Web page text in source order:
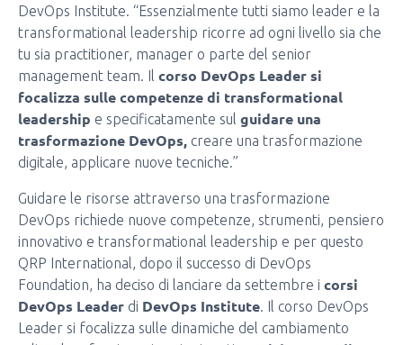
DevOps Institute. “Essenzialmente tutti siamo leader e la
transformational leadership ricorre ad ogni livello sia che
tu sia practitioner, manager o parte del senior
management team. Il corso DevOps Leader si
focalizza sulle competenze di transformational
leadership e specificatamente sul guidare una
trasformazione DevOps, creare una trasformazione
digitale, applicare nuove tecniche.”
Guidare le risorse attraverso una trasformazione
DevOps richiede nuove competenze, strumenti, pensiero
innovativo e transformational leadership e per questo
QRP International, dopo il successo di DevOps
Foundation, ha deciso di lanciare da settembre i corsi
DevOps Leader di DevOps Institute. Il corso DevOps
Leader si focalizza sulle dinamiche del cambiamento